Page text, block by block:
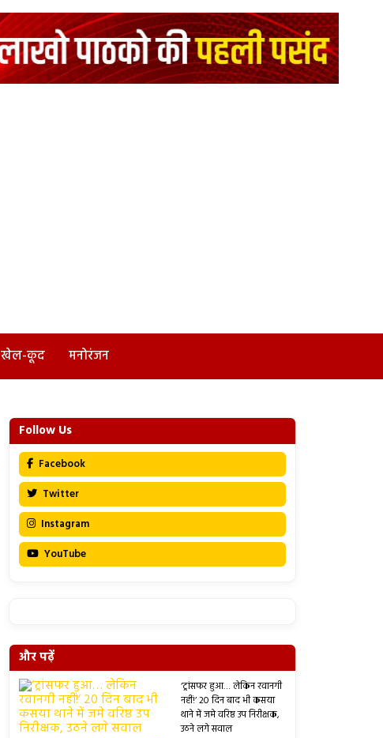
खेल-कूद मनोरंजन
Follow Us
Facebook
Twitter
Instagram
YouTube
और पढ़ें
‘ट्रांसफर हुआ… लेकिन रवानगी
नहीं!’ 20 दिन बाद भी कसया
थाने में जमे वरिष्ठ उप निरीक्षक,
उठने लगे सवाल